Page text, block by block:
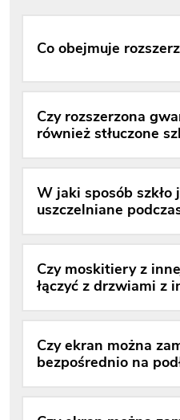
Co obejmuje
Czy rozszerzona
również stłuczone
W jaki sposób szkło
uszczelniane
Czy moskitiery z
łączyć z drzwiami z
Czy ekran można
bezpośrednio na